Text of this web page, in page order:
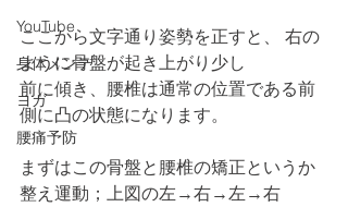
YouTube
身体メンテ
ヨガ
腰痛予防
ここから文字通り姿勢を正すと、 右の
ように骨盤が起き上がり少し
前に傾き、腰椎は通常の位置である前
側に凸の状態になります。
まずはこの骨盤と腰椎の矯正というか
整え運動；上図の左→右→左→右